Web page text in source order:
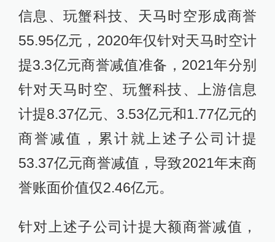
信息、玩蟹科技、天马时空形成商誉
55.95亿元，2020年仅针对天马时空计
提3.3亿元商誉减值准备，2021年分别
针对天马时空、玩蟹科技、上游信息
计提8.37亿元、3.53亿元和1.77亿元的
商誉减值，累计就上述子公司计提
53.37亿元商誉减值，导致2021年末商
誉账面价值仅2.46亿元。
针对上述子公司计提大额商誉减值，